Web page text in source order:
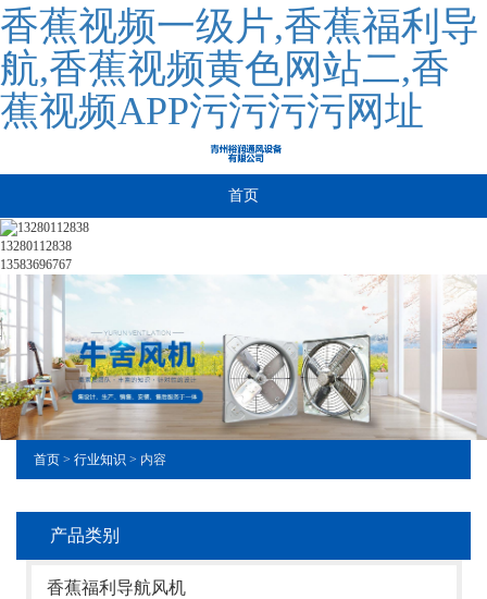
香蕉视频一级片,香蕉福利导
航,香蕉视频黄色网站二,香
蕉视频APP污污污污网址
首页
13280112838
13583696767
首页 > 行业知识 > 内容
产品类别
香蕉福利导航风机